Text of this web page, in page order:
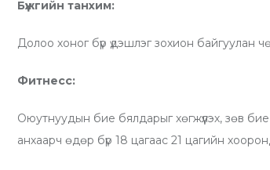
Бүжгийн танхим:
Долоо хоног бүр үдэшлэг зохион байгуулан
Фитнесс:
Оюутнуудын бие бялдарыг хөгжүүлэх, зөв
анхаарч өдөр бүр 18 цагаас 21 цагийн